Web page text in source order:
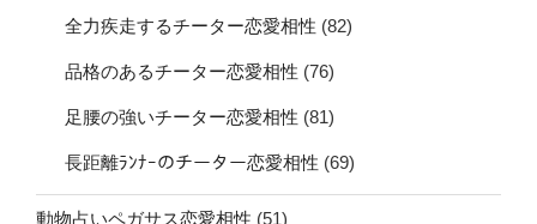
全力疾走するチーター恋愛相性 (82)
品格のあるチーター恋愛相性 (76)
足腰の強いチーター恋愛相性 (81)
長距離ﾗﾝﾅｰのチーター恋愛相性 (69)
動物占いペガサス恋愛相性 (51)